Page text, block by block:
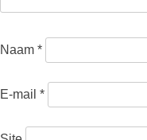
Naam *
E-mail *